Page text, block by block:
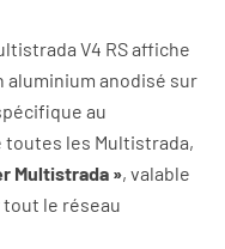
V4 RS affiche
aluminium anodisé sur
au
toutes les Multistrada,
Multistrada », valable
le réseau